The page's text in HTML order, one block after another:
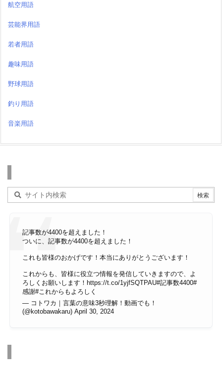
航空用語
芸能界用語
若者用語
趣味用語
野球用語
釣り用語
音楽用語
記事数が4400を超えました！
ついに、記事数が4400を超えました！
これも皆様のおかげです！本当にありがとうございます！
これからも、皆様に役立つ情報を発信していきますので、よ
ろしくお願いします！ https://t.co/1yjfSQTPAU#記事数4400#
感謝#これからもよろしく
— コトワカ｜言葉の意味3秒理解！動画でも！
(@kotobawakaru) April 30, 2024